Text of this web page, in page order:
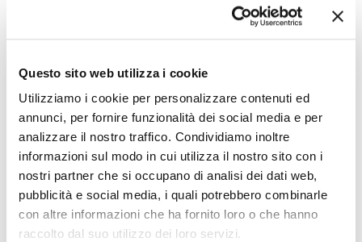
Questo sito web utilizza i cookie
Utilizziamo i cookie per personalizzare contenuti ed
annunci, per fornire funzionalità dei social media e per
analizzare il nostro traffico. Condividiamo inoltre
informazioni sul modo in cui utilizza il nostro sito con i
nostri partner che si occupano di analisi dei dati web,
pubblicità e social media, i quali potrebbero combinarle
con altre informazioni che ha fornito loro o che hanno
raccolto dal suo utilizzo dei loro servizi.
COPERTURA
COVERMAX® DECOR